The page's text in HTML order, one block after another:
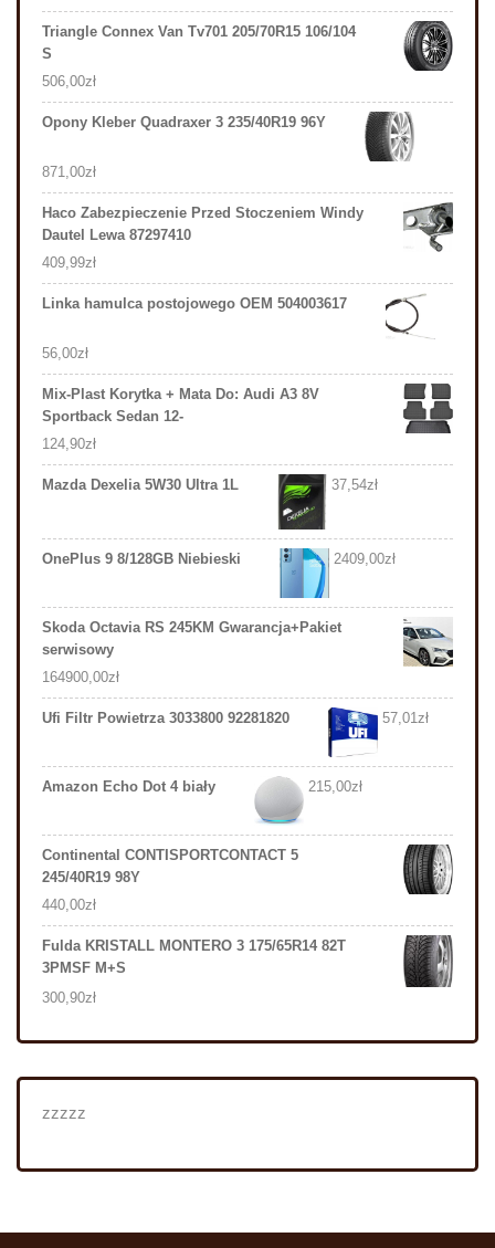
Triangle Connex Van Tv701 205/70R15 106/104
S
506,00zł
Opony Kleber Quadraxer 3 235/40R19 96Y
871,00zł
Haco Zabezpieczenie Przed Stoczeniem Windy
Dautel Lewa 87297410
409,99zł
Linka hamulca postojowego OEM 504003617
56,00zł
Mix-Plast Korytka + Mata Do: Audi A3 8V
Sportback Sedan 12-
124,90zł
Mazda Dexelia 5W30 Ultra 1L 37,54zł
OnePlus 9 8/128GB Niebieski 2409,00zł
Skoda Octavia RS 245KM Gwarancja+Pakiet
serwisowy
164900,00zł
Ufi Filtr Powietrza 3033800 92281820 57,01zł
Amazon Echo Dot 4 biały 215,00zł
Continental CONTISPORTCONTACT 5
245/40R19 98Y
440,00zł
Fulda KRISTALL MONTERO 3 175/65R14 82T
3PMSF M+S
300,90zł
zzzzz